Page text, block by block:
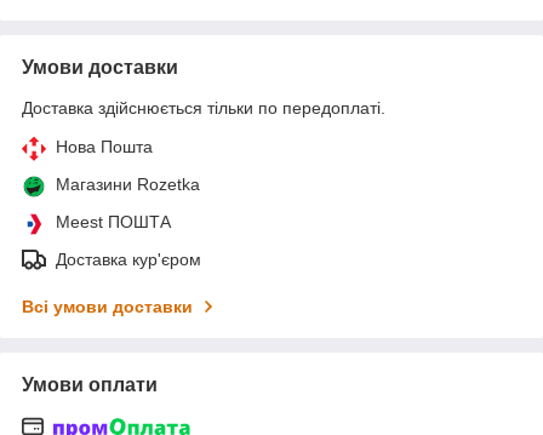
Умови доставки
Доставка здійснюється тільки по передоплаті.
Нова Пошта
Магазини Rozetka
Meest ПОШТА
Доставка кур'єром
Всі умови доставки
Умови оплати